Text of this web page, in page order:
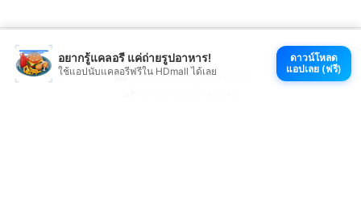
ดูรีวิวบริการใน YouTube
อยากรู้แคลอรี แค่ถ่ายรูปอาหาร!
ใช้แอปนับแคลอรีฟรีใน HDmall ได้เลย
ดาวน์โหลด
แอปเลย (ฟรี)